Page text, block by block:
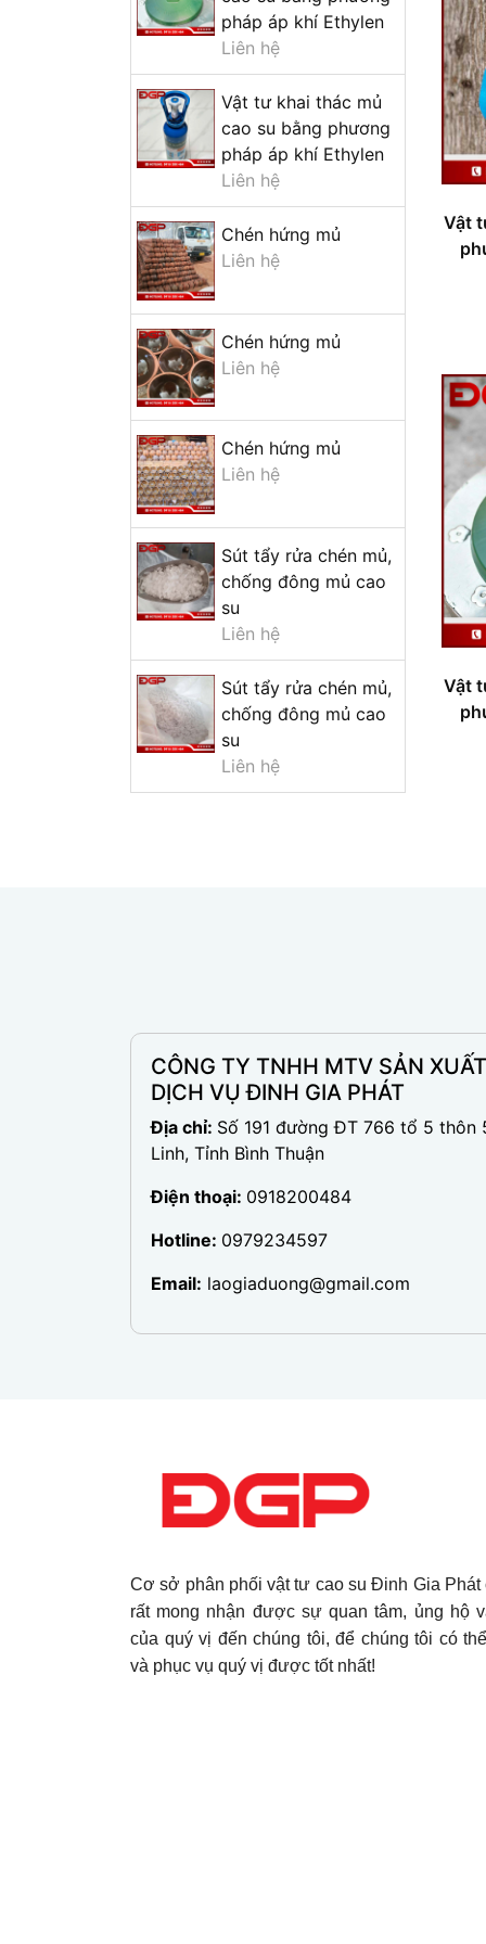
Vật tư khai thác mủ cao su
bằng phương pháp áp khí
Ethylen
Vật tư khai thác mủ cao su
bằng phương pháp áp khí
Ethylen
Vật tư khai thác mủ cao su
bằng phương pháp áp khí
Ethylen
+ Mở nhóm...
pháp áp khí Ethylen
Liên hệ
Vật tư khai thác mủ
cao su bằng phương
pháp áp khí Ethylen
Liên hệ
Chén hứng mủ
Liên hệ
Chén hứng mủ
Liên hệ
Chén hứng mủ
Liên hệ
Sút tẩy rửa chén mủ,
chống đông mủ cao
su
Liên hệ
Sút tẩy rửa chén mủ,
chống đông mủ cao
su
Liên hệ
Vật
Vật
CÔNG TY TNHH MTV SẢN
DỊCH VỤ ĐINH GIA PHÁT
Địa chỉ: Số 191 đường ĐT 766 tổ 5 thôn
Linh, Tỉnh Bình Thuận
Điện thoại: 0918200484
Hotline: 0979234597
Email: laogiaduong@gmail.com
Cơ sở phân phối vật tư cao su Đinh Gia Phát
rất mong nhận được sự quan tâm, ủng hộ
của quý vị đến chúng tôi, để chúng tôi có
và phục vụ quý vị được tốt nhất!